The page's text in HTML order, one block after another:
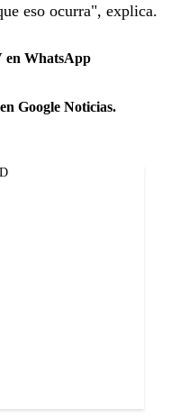
eso ocurra", explica.
en WhatsApp
Google Noticias.